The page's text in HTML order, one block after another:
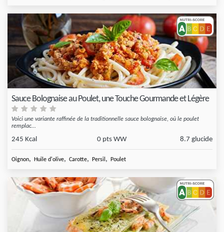
Sauce Bolognaise au Poulet, une Touche Gourmande et Légère
Voici une variante raffinée de la traditionnelle sauce bolognaise, où le poulet
remplac...
245 Kcal 0 pts WW 8.7 glucide
Oignon, Huile d'olive, Carotte, Persil , Poulet